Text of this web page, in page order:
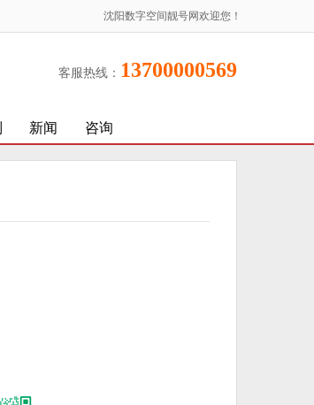
沈阳数字空间靓号网欢迎您！
客服热线： 13700000569
新闻 咨询